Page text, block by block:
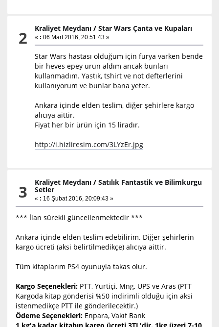
2 Kraliyet Meydanı /Star Wars Çanta ve Kupaları
« : 06 Mart 2016, 20:51:43 »
Star Wars hastası olduğum için furya varken bende
bir heves epey ürün aldım ancak bunları
kullanmadım. Yastık, tshirt ve not defterlerini
kullanıyorum ve bunlar bana yeter.
Ankara içinde elden teslim, diğer şehirlere kargo
alıcıya aittir.
Fiyat her bir ürün için 15 liradır.
http://i.hizliresim.com/3LYzEr.jpg
3 Kraliyet Meydanı /Satılık Fantastik ve Bilimkurgu
Setler
« : 16 Şubat 2016, 20:09:43 »
*** İlan sürekli güncellenmektedir ***
Ankara içinde elden teslim edebilirim. Diğer şehirlerin
kargo ücreti (aksi belirtilmedikçe) alıcıya aittir.
Tüm kitaplarım PS4 oyunuyla takas olur.
Kargo Seçenekleri:PTT, Yurtiçi, Mng, UPS ve Aras (PTT
Kargoda kitap gönderisi %50 indirimli olduğu için aksi
istenmedikçe PTT ile gönderilecektir.)
Ödeme Seçenekleri:Enpara, Vakıf Bank